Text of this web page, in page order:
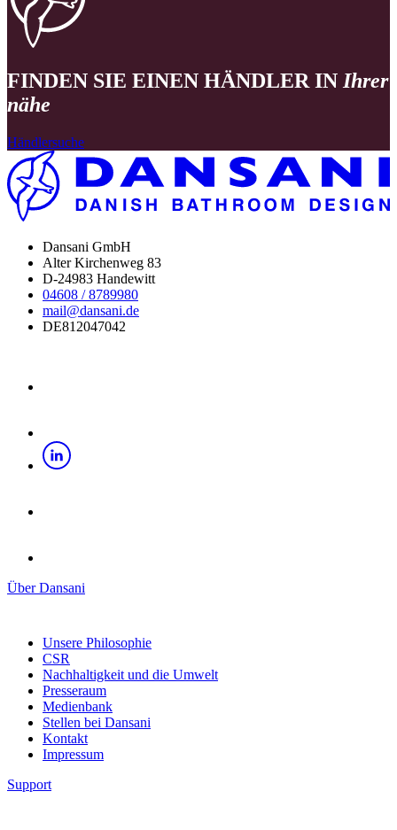
FINDEN SIE EINEN HÄNDLER IN Ihrer
nähe
Händlersuche
Dansani GmbH
Alter Kirchenweg 83
D-24983 Handewitt
04608 / 8789980
mail@dansani.de
DE812047042
Über Dansani
Unsere Philosophie
CSR
Nachhaltigkeit und die Umwelt
Presseraum
Medienbank
Stellen bei Dansani
Kontakt
Impressum
Support